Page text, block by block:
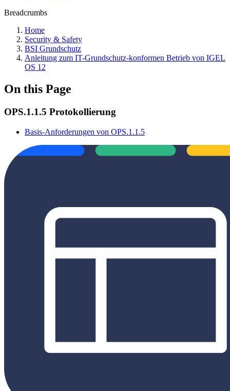
Breadcrumbs
Home
Security & Safety
BSI Grundschutz
Anleitung zum IT-Grundschutz-konformen Betrieb von IGEL
OS 12
On this Page
OPS.1.1.5 Protokollierung
Basis-Anforderungen von OPS.1.1.5